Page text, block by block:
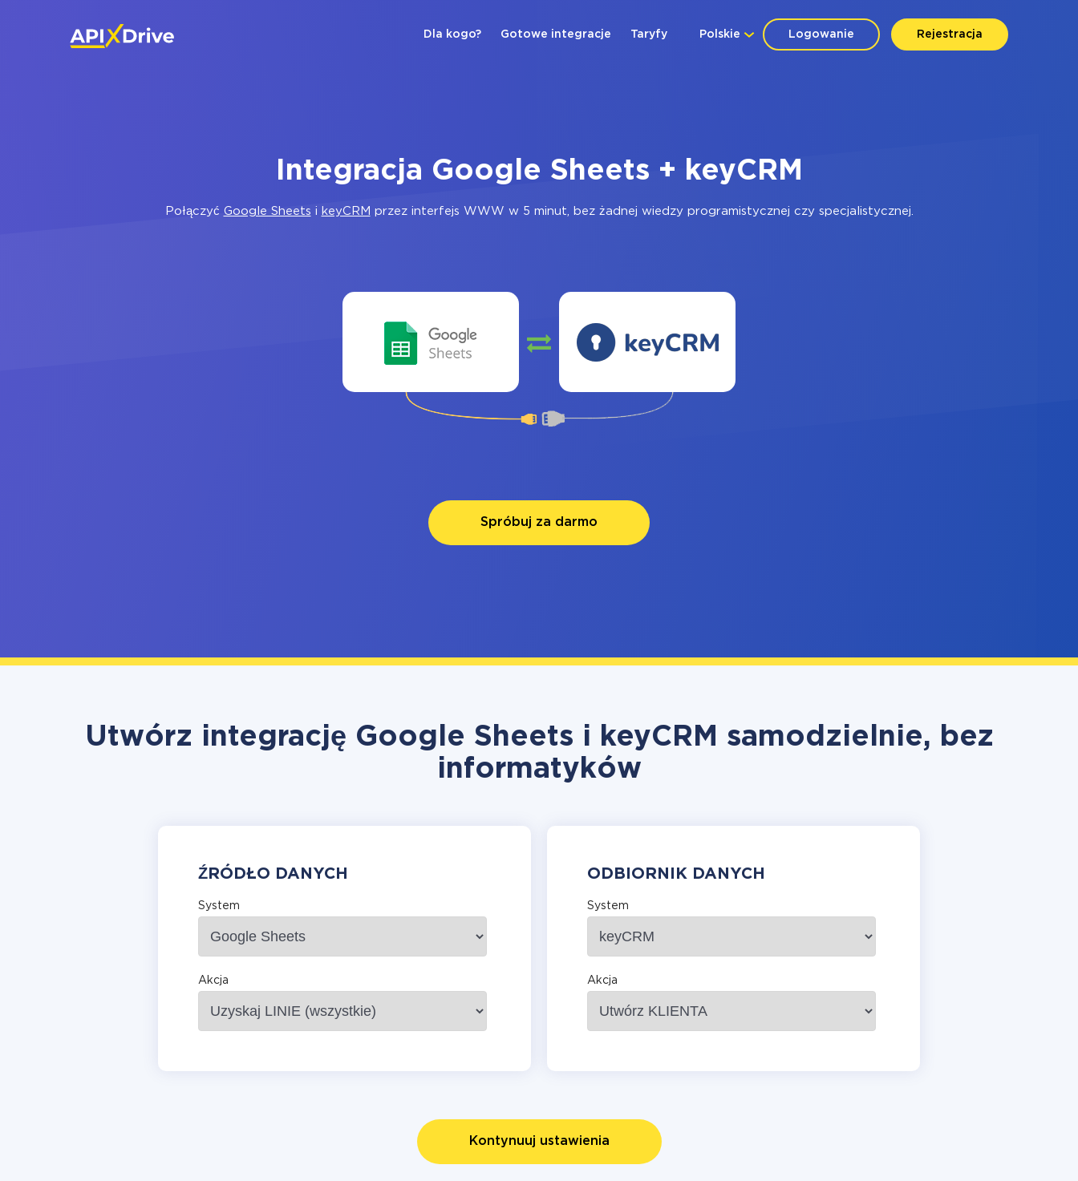
Logowanie Rejestracja
Polskie
Dla kogo? Gotowe integracje Taryfy
Integracja Google Sheets + keyCRM
Połączyć Google Sheets i keyCRM przez interfejs WWW w 5 minut, bez żadnej wiedzy programistycznej czy specjalistycznej.
Spróbuj za darmo
Utwórz integrację Google Sheets i keyCRM samodzielnie, bez
informatyków
ŹRÓDŁO DANYCH
System
Akcja
ODBIORNIK DANYCH
System
Akcja
Kontynuuj ustawienia